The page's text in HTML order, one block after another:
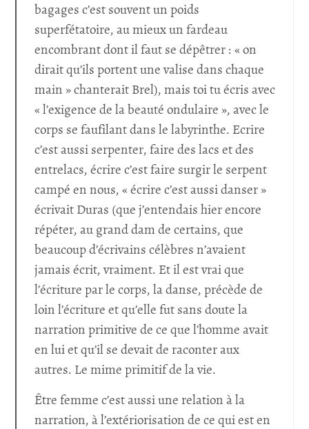
bagages c’est souvent un poids
superfétatoire, au mieux un fardeau
encombrant dont il faut se dépêtrer : « on
dirait qu’ils portent une valise dans chaque
main » chanterait Brel), mais toi tu écris avec
« l’exigence de la beauté ondulaire », avec le
corps se faufilant dans le labyrinthe. Ecrire
c’est aussi serpenter, faire des lacs et des
entrelacs, écrire c’est faire surgir le serpent
campé en nous, « écrire c’est aussi danser »
écrivait Duras (que j’entendais hier encore
répéter, au grand dam de certains, que
beaucoup d’écrivains célèbres n’avaient
jamais écrit, vraiment. Et il est vrai que
l’écriture par le corps, la danse, précède de
loin l’écriture et qu’elle fut sans doute la
narration primitive de ce que l’homme avait
en lui et qu’il se devait de raconter aux
autres. Le mime primitif de la vie.
Être femme c’est aussi une relation à la
narration, à l’extériorisation de ce qui est en